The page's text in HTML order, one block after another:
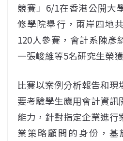
競賽」6/1在香港公開大
修學院舉行，兩岸四地
120人參賽，會計系陳彥
一張峻維等5名研究生榮
比賽以案例分析報告和現
要考驗學生應用會計資訊
能力，針對指定企業進行
業策略顧問的身份，基